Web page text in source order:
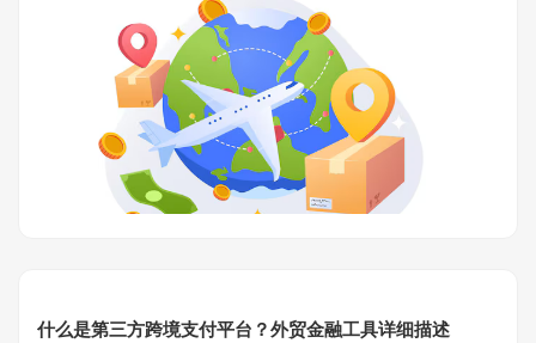
什么是第三方跨境支付平台？外贸金融工具详细描述